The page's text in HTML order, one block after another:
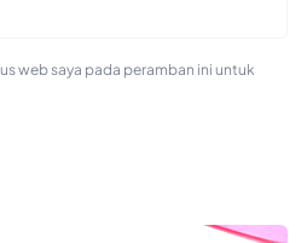
web saya pada peramban ini untuk